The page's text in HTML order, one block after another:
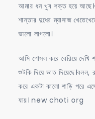
আমার ধন খুব শক্ত হয়ে
শান্তার দুধের ম্যাসাজ
ভালো লাগলো।
আমি গোসল করে বেরিয়ে
শুটকি দিয়ে ভাত দিয়েছে।বলল,
করে একটা কালো শাড়ি পরে
যায়। new choti org